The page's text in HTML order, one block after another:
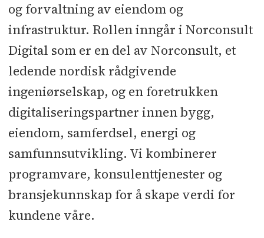
og forvaltning av eiendom og
infrastruktur. Rollen inngår i Norconsult
Digital som er en del av Norconsult, et
ledende nordisk rådgivende
ingeniørselskap, og en foretrukken
digitaliseringspartner innen bygg,
eiendom, samferdsel, energi og
samfunnsutvikling. Vi kombinerer
programvare, konsulenttjenester og
bransjekunnskap for å skape verdi for
kundene våre.